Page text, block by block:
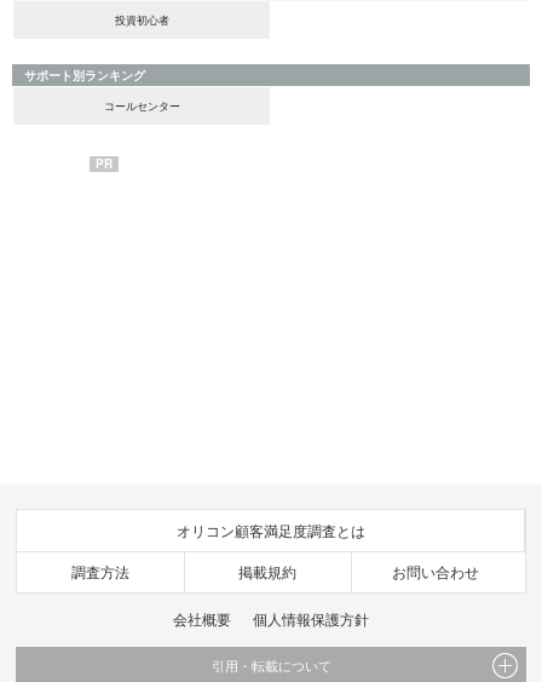
投資初心者
サポート別ランキング
コールセンター
PR
オリコン顧客満足度調査とは
調査方法 掲載規約 お問い合わせ
会社概要 個人情報保護方針
引用・転載について